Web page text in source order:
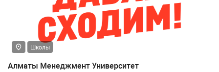
Школы
Алматы Менеджмент Университет